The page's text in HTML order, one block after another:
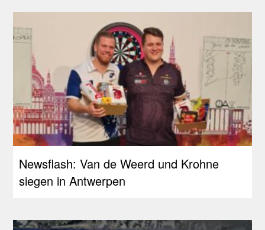
Newsflash: Van de Weerd und Krohne
siegen in Antwerpen